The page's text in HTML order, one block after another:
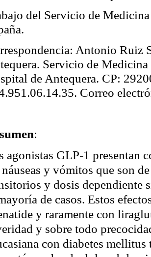
del Servicio de
Antonio Ruiz
Servicio de
de Antequera. CP:
Correo
:
agonistas GLP-1 presentan
y vómitos que son
y dosis dependiente
de casos. Estos
y raramente con
y sobre todo
con diabetes